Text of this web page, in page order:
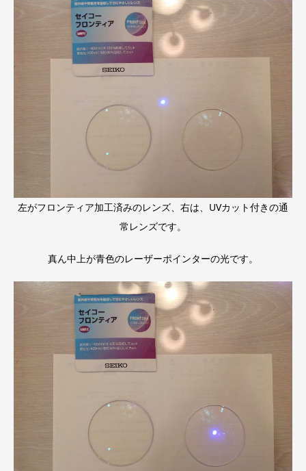
左がフロンティア加工済みのレンズ、右は、UVカット付きの通
常レンズです。
真ん中上が青色のレーザーポインターの光です。